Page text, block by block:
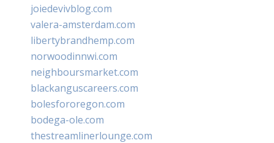
joiedevivblog.com
valera-amsterdam.com
libertybrandhemp.com
norwoodinnwi.com
neighboursmarket.com
blackanguscareers.com
bolesfororegon.com
bodega-ole.com
thestreamlinerlounge.com